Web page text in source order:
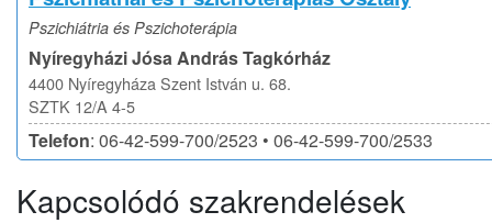
Pszichiátria és Pszichoterápia
Nyíregyházi Jósa András Tagkórház
4400 Nyíregyháza Szent István u. 68.
SZTK 12/A 4-5
Telefon: 06-42-599-700/2523 • 06-42-599-700/2533
Kapcsolódó szakrendelések